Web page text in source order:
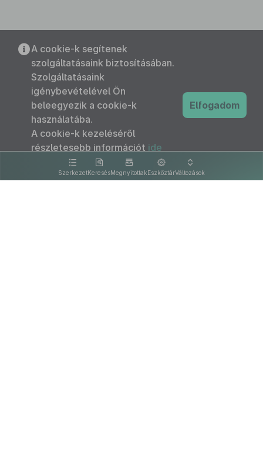
SzerkezetKeresésMegnyitottakEszköztárVáltozások
A cookie-k segítenek
szolgáltatásaink biztosításában.
Szolgáltatásaink
igénybevételével Ön
beleegyezik a cookie-k
használatába.
A cookie-k kezeléséről
részletesebb információt ide
kattintva olvashat.
Elfogadom